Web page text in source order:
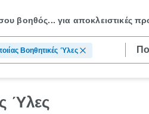
βοηθός...για αποκλειστικές
Βοηθητικές Ύλες
Ύλες